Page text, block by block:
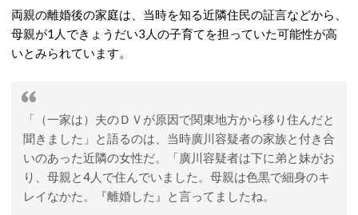
両親の離婚後の家庭は、当時を知る近隣住民の証言などから、
母親が1人できょうだい3人の子育てを担っていた可能性が高
いとみられています。
「（一家は）夫のＤＶが原因で関東地方から移り住んだと
聞きました」と語るのは、当時廣川容疑者の家族と付き合
いのあった近隣の女性だ。「廣川容疑者は下に弟と妹がお
り、母親と4人で住んでいました。母親は色黒で細身のキ
レイなかた。『離婚した』と言ってましたね。